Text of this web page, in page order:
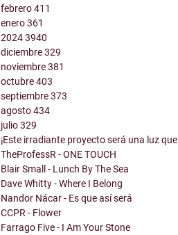
febrero411
enero361
20243940
diciembre329
noviembre381
octubre403
septiembre373
agosto434
julio329
¡Este irradiante proyecto será una luz
TheProfessR - ONE TOUCH
Blair Small - Lunch By The Sea
Dave Whitty - Where I Belong
Nandor Nácar - Es que así será
CCPR - Flower
Farrago Five - I Am Your Stone